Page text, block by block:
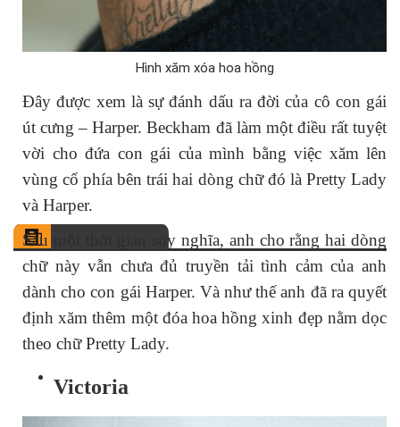
Hình xăm xóa hoa hồng
Đây được xem là sự đánh dấu ra đời của cô con gái
út cưng – Harper. Beckham đã làm một điều rất tuyệt
vời cho đứa con gái của mình bằng việc xăm lên
vùng cổ phía bên trái hai dòng chữ đó là Pretty Lady
và Harper.
Sau một thời gian suy nghĩa, anh cho rằng hai dòng
chữ này vẫn chưa đủ truyền tải tình cảm của anh
dành cho con gái Harper. Và như thế anh đã ra quyết
định xăm thêm một đóa hoa hồng xinh đẹp nằm dọc
theo chữ Pretty Lady.
Victoria